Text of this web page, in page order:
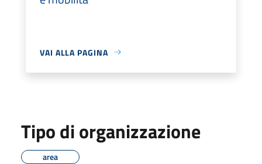
VAI ALLA PAGINA
Tipo di organizzazione
area